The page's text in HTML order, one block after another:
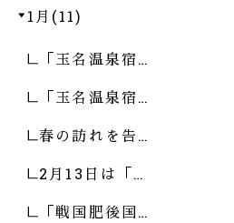
1月(11)
「玉名温泉宿…
「玉名温泉宿…
春の訪れを告…
2月13日は「…
「戦国肥後国…